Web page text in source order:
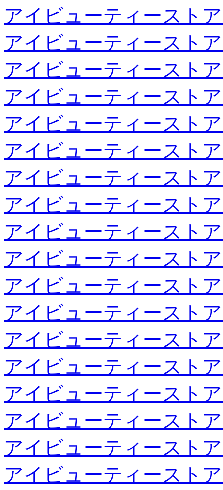
アイビューティースト
アイビューティースト
アイビューティースト
アイビューティースト
アイビューティースト
アイビューティースト
アイビューティースト
アイビューティースト
アイビューティースト
アイビューティースト
アイビューティースト
アイビューティースト
アイビューティースト
アイビューティースト
アイビューティースト
アイビューティースト
アイビューティースト
アイビューティースト